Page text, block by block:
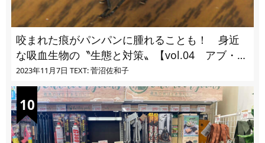
咬まれた痕がパンパンに腫れることも！ 身近
な吸血生物の〝生態と対策〟【vol.04 アブ・ブ
ユ・ヌカカ】
2023年11月7日 TEXT: 菅沼佐和子